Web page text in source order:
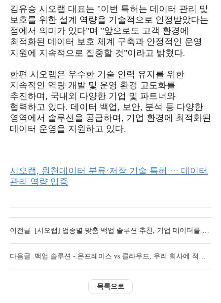
김유승 시오랩 대표는 "이번 특허는 데이터 관리 및
보호를 위한 설계 역량을 기술적으로 인정받았다는
점에서 의미가 있다"며 "앞으로도 고객 환경에
최적화된 데이터 보호 체계 구축과 안정적인 운영
지원에 지속적으로 집중할 것"이라고 밝혔다.
한편 시오랩은 우수한 기술 인력 유지를 위한
지속적인 역량 개발 및 운영 환경 고도화를
추진하며, 국내외 다양한 기업 및 파트너와
협력하고 있다. 데이터 백업, 보안, 분석 등 다양한
영역에서 솔루션을 공급하며, 기업 환경에 최적화된
데이터 운영을 지원하고 있다.
시오랩, 원천데이터 분류·저장 기술 특허 ··· 데이터
관리 역량 입증
이전글 [시오랩] 업종별 맞춤 백업 솔루션 추천, 기업 데이터를 안전하게 지키는 방법
다음글 백업 솔루션 - 온프레미스 vs 클라우드, 우리 회사에 적합한 제품 비교하기
목록으로